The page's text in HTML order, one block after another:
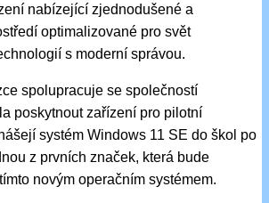
nabízející zjednodušené a
optimalizované pro svět
s moderní správou.
spolupracuje se společností
poskytnout zařízení pro pilotní
systém Windows 11 SE do škol po
z prvních značek, která bude
novým operačním systémem.